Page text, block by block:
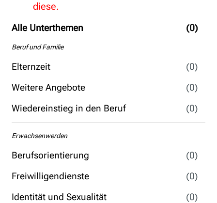
Alle Unterthemen (0)
Beruf und Familie
Elternzeit
(0)
Weitere Angebote
(0)
Wiedereinstieg in den Beruf
(0)
Erwachsenwerden
Berufsorientierung
(0)
Freiwilligendienste
(0)
Identität und Sexualität
(0)
diese.